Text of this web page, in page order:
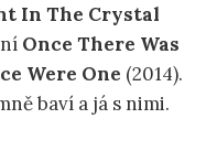
In The Crystal
Once There Was
Were One (2014).
baví a já s nimi.